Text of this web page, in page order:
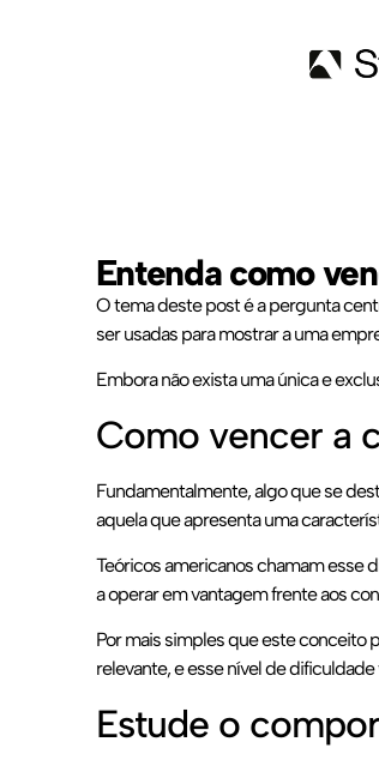
Entenda como
O tema deste post é a pergunta
ser usadas para mostrar a uma
Embora não exista uma única e
Como vencer a
Fundamentalmente, algo que se
aquela que apresenta uma
Teóricos americanos chamam esse
a operar em vantagem frente aos
Por mais simples que este conceito
relevante, e esse nível de
Estude o